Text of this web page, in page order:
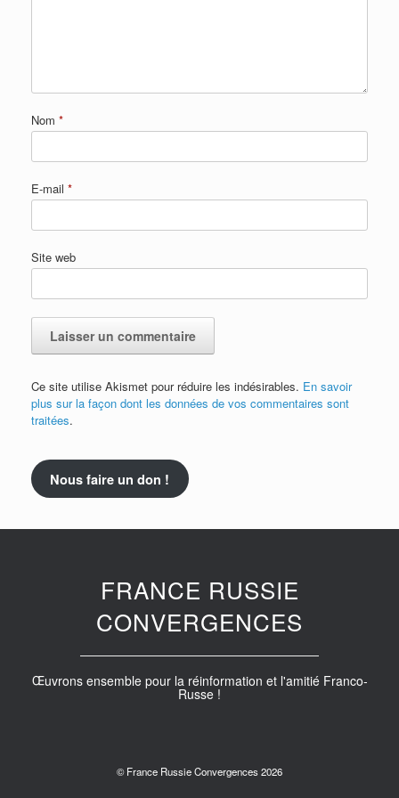
Nom *
E-mail *
Site web
Ce site utilise Akismet pour réduire les indésirables. En savoir
plus sur la façon dont les données de vos commentaires sont
traitées.
Nous faire un don !
FRANCE RUSSIE
CONVERGENCES
Œuvrons ensemble pour la réinformation et l'amitié Franco-
Russe !
© France Russie Convergences 2026